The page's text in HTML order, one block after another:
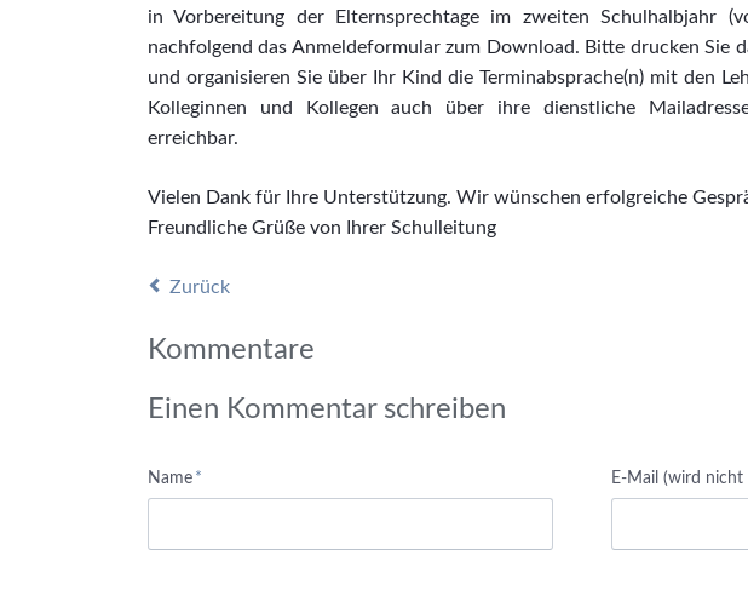
in Vorbereitung der Elternsprechtage im zweiten Schulhalbjahr
nachfolgend das Anmeldeformular zum Download. Bitte drucken Sie
und organisieren Sie über Ihr Kind die Terminabsprache(n) mit den
Kolleginnen und Kollegen auch über ihre dienstliche Mailadresse
erreichbar.
Vielen Dank für Ihre Unterstützung. Wir wünschen erfolgreiche
Freundliche Grüße von Ihrer Schulleitung
Zurück
Kommentare
Einen Kommentar schreiben
Pflichtfeld
Name * Pflichtfeld
E-Mail (wird